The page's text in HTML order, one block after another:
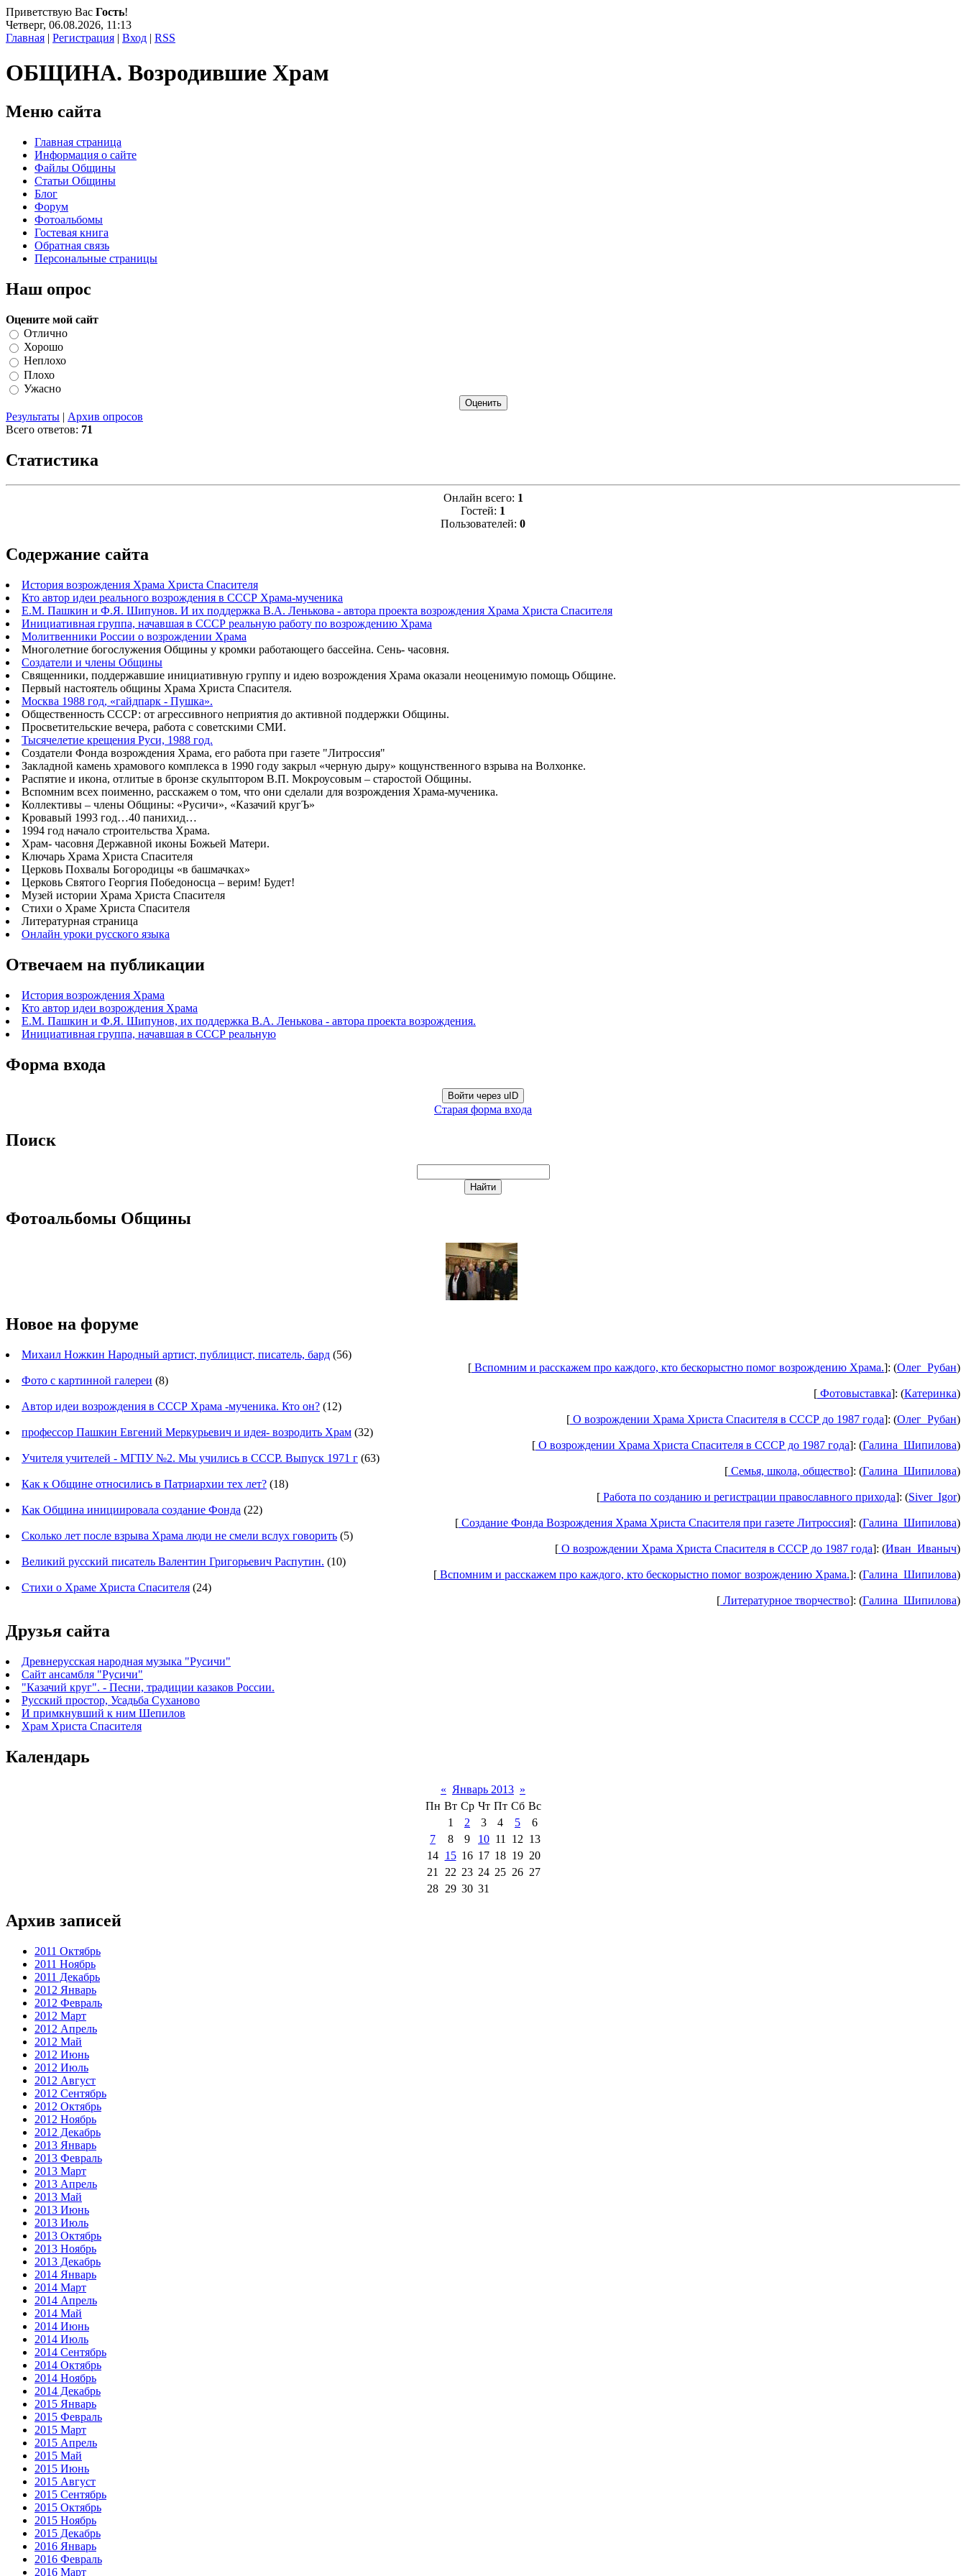
Приветствую Вас Гость!
Четверг, 06.08.2026, 11:13
Главная | Регистрация | Вход | RSS
ОБЩИНА. Возродившие Храм
Меню сайта
Главная страница
Информация о сайте
Файлы Общины
Статьи Общины
Блог
Форум
Фотоальбомы
Гостевая книга
Обратная связь
Персональные страницы
Наш опрос
Оцените мой сайт
Отлично
Хорошо
Неплохо
Плохо
Ужасно
Результаты | Архив опросов
Всего ответов: 71
Статистика
Онлайн всего: 1
Гостей: 1
Пользователей: 0
Содержание сайта
История возрождения Храма Христа Спасителя
Кто автор идеи реального возрождения в СССР Храма-мученика
Е.М. Пашкин и Ф.Я. Шипунов. И их поддержка В.А. Ленькова - автора проекта возрождения Храма Христа Спасителя
Инициативная группа, начавшая в СССР реальную работу по возрождению Храма
Молитвенники России о возрождении Храма
Многолетние богослужения Общины у кромки работающего бассейна. Сень- часовня.
Создатели и члены Общины
Священники, поддержавшие инициативную группу и идею возрождения Храма оказали неоценимую помощь Общине.
Первый настоятель общины Храма Христа Спасителя.
Москва 1988 год, «гайдпарк - Пушка».
Общественность СССР: от агрессивного неприятия до активной поддержки Общины.
Просветительские вечера, работа с советскими СМИ.
Тысячелетие крещения Руси, 1988 год.
Создатели Фонда возрождения Храма, его работа при газете "Литроссия"
Закладной камень храмового комплекса в 1990 году закрыл «черную дыру» кощунственного взрыва на Волхонке.
Распятие и икона, отлитые в бронзе скульптором В.П. Мокроусовым – старостой Общины.
Вспомним всех поименно, расскажем о том, что они сделали для возрождения Храма-мученика.
Коллективы – члены Общины: «Русичи», «Казачий кругЪ»
Кровавый 1993 год…40 панихид…
1994 год начало строительства Храма.
Храм- часовня Державной иконы Божьей Матери.
Ключарь Храма Христа Спасителя
Церковь Похвалы Богородицы «в башмачках»
Церковь Святого Георгия Победоносца – верим! Будет!
Музей истории Храма Христа Спасителя
Стихи о Храме Христа Спасителя
Литературная страница
Онлайн уроки русского языка
Отвечаем на публикации
История возрождения Храма
Кто автор идеи возрождения Храма
Е.М. Пашкин и Ф.Я. Шипунов, их поддержка В.А. Ленькова - автора проекта возрождения.
Инициативная группа, начавшая в СССР реальную
Форма входа
Войти через uID
Старая форма входа
Поиск
Фотоальбомы Общины
Новое на форуме
Михаил Ножкин Народный артист, публицист, писатель, бард (56)
[ Вспомним и расскажем про каждого, кто бескорыстно помог возрождению Храма.]: (Олег_Рубан)
Фото с картинной галереи (8)
[ Фотовыставка]: (Катеринка)
Автор идеи возрождения в СССР Храма -мученика. Кто он? (12)
[ О возрождении Храма Христа Спасителя в СССР до 1987 года]: (Олег_Рубан)
профессор Пашкин Евгений Меркурьевич и идея- возродить Храм (32)
[ О возрождении Храма Христа Спасителя в СССР до 1987 года]: (Галина_Шипилова)
Учителя учителей - МГПУ №2. Мы учились в СССР. Выпуск 1971 г (63)
[ Семья, школа, общество]: (Галина_Шипилова)
Как к Общине относились в Патриархии тех лет? (18)
[ Работа по созданию и регистрации православного прихода]: (Siver_Igor)
Как Община инициировала создание Фонда (22)
[ Создание Фонда Возрождения Храма Христа Спасителя при газете Литроссия]: (Галина_Шипилова)
Сколько лет после взрыва Храма люди не смели вслух говорить (5)
[ О возрождении Храма Христа Спасителя в СССР до 1987 года]: (Иван_Иваныч)
Великий русский писатель Валентин Григорьевич Распутин. (10)
[ Вспомним и расскажем про каждого, кто бескорыстно помог возрождению Храма.]: (Галина_Шипилова)
Стихи о Храме Христа Спасителя (24)
[ Литературное творчество]: (Галина_Шипилова)
Друзья сайта
Древнерусская народная музыка "Русичи"
Сайт ансамбля "Русичи"
"Казачий круг". - Песни, традиции казаков России.
Русский простор, Усадьба Суханово
И примкнувший к ним Шепилов
Храм Христа Спасителя
Календарь
« Январь 2013 »
Пн Вт Ср Чт Пт Сб Вс
1
2 3 4 5
6
7
8 9 10 11 12 13
14 15 16 17 18 19 20
21
22 23 24 25 26 27
28 29 30 31
Архив записей
2011 Октябрь
2011 Ноябрь
2011 Декабрь
2012 Январь
2012 Февраль
2012 Март
2012 Апрель
2012 Май
2012 Июнь
2012 Июль
2012 Август
2012 Сентябрь
2012 Октябрь
2012 Ноябрь
2012 Декабрь
2013 Январь
2013 Февраль
2013 Март
2013 Апрель
2013 Май
2013 Июнь
2013 Июль
2013 Октябрь
2013 Ноябрь
2013 Декабрь
2014 Январь
2014 Март
2014 Апрель
2014 Май
2014 Июнь
2014 Июль
2014 Сентябрь
2014 Октябрь
2014 Ноябрь
2014 Декабрь
2015 Январь
2015 Февраль
2015 Март
2015 Апрель
2015 Май
2015 Июнь
2015 Август
2015 Сентябрь
2015 Октябрь
2015 Ноябрь
2015 Декабрь
2016 Январь
2016 Февраль
2016 Март